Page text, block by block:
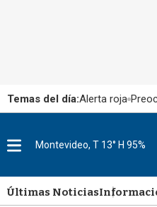
Temas del día:Alerta roja
u
Montevideo, T 13° H 95%
Últimas Noticias